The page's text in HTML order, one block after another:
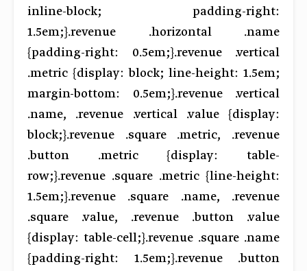
inline-block; padding-right:
1.5em;}.revenue .horizontal .name
{padding-right: 0.5em;}.revenue .vertical
.metric {display: block; line-height: 1.5em;
margin-bottom: 0.5em;}.revenue .vertical
.name, .revenue .vertical .value {display:
block;}.revenue .square .metric, .revenue
.button .metric {display: table-
row;}.revenue .square .metric {line-height:
1.5em;}.revenue .square .name, .revenue
.square .value, .revenue .button .value
{display: table-cell;}.revenue .square .name
{padding-right: 1.5em;}.revenue .button